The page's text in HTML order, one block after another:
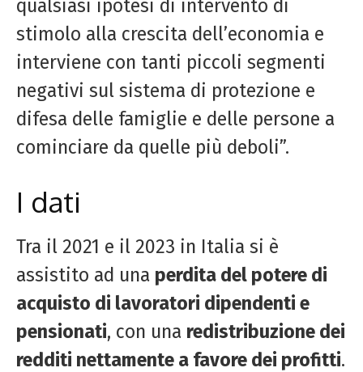
qualsiasi ipotesi di intervento di
stimolo alla crescita dell’economia e
interviene con tanti piccoli segmenti
negativi sul sistema di protezione e
difesa delle famiglie e delle persone a
cominciare da quelle più deboli”.
I dati
Tra il 2021 e il 2023 in Italia si è
assistito ad una perdita del potere di
acquisto di lavoratori dipendenti e
pensionati, con una redistribuzione dei
redditi nettamente a favore dei profitti.